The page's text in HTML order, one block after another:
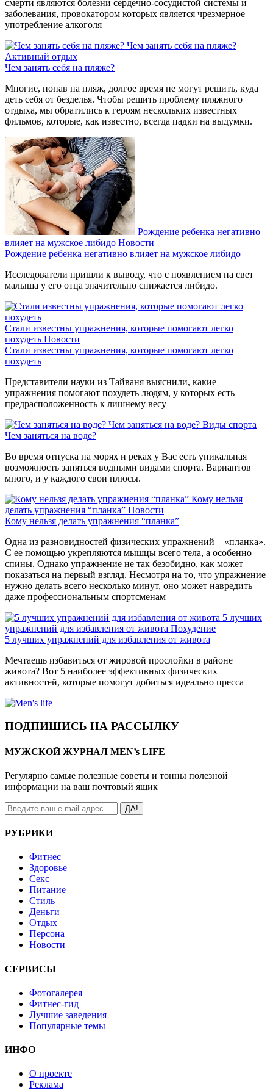
смерти являются болезни сердечно-сосудистой системы и
заболевания, провокатором которых является чрезмерное
употребление алкоголя
Чем занять себя на пляже?
Активный отдых
Чем занять себя на пляже?
Многие, попав на пляж, долгое время не могут решить, куда
деть себя от безделья. Чтобы решить проблему пляжного
отдыха, мы обратились к героям нескольких известных
фильмов, которые, как известно, всегда падки на выдумки.
Рождение ребенка негативно
влияет на мужское либидо Новости
Рождение ребенка негативно влияет на мужское либидо
Исследователи пришли к выводу, что с появлением на свет
малыша у его отца значительно снижается либидо.
Стали известны упражнения, которые помогают легко
похудеть Новости
Стали известны упражнения, которые помогают легко
похудеть
Представители науки из Тайваня выяснили, какие
упражнения помогают похудеть людям, у которых есть
предрасположенность к лишнему весу
Чем заняться на воде? Виды спорта
Чем заняться на воде?
Во время отпуска на морях и реках у Вас есть уникальная
возможность заняться водными видами спорта. Вариантов
много, и у каждого свои плюсы.
Кому нельзя
делать упражнения “планка” Новости
Кому нельзя делать упражнения “планка”
Одна из разновидностей физических упражнений – «планка».
С ее помощью укрепляются мышцы всего тела, а особенно
спины. Однако упражнение не так безобидно, как может
показаться на первый взгляд. Несмотря на то, что упражнение
нужно делать всего несколько минут, оно может навредить
даже профессиональным спортсменам
5 лучших
упражнений для избавления от живота Похудение
5 лучших упражнений для избавления от живота
Мечтаешь избавиться от жировой прослойки в районе
живота? Вот 5 наиболее эффективных физических
активностей, которые помогут добиться идеально пресса
ПОДПИШИСЬ НА РАССЫЛКУ
МУЖСКОЙ ЖУРНАЛ MEN’s LIFE
Регулярно самые полезные советы и тонны полезной
информации на ваш почтовый ящик
ДА!
РУБРИКИ
Фитнес
Здоровье
Секс
Питание
Стиль
Деньги
Отдых
Персона
Новости
СЕРВИСЫ
Фотогалерея
Фитнес-гид
Лучшие заведения
Популярные темы
ИНФО
О проекте
Реклама